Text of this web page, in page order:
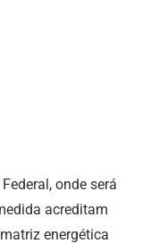
onde será
acreditam
energética